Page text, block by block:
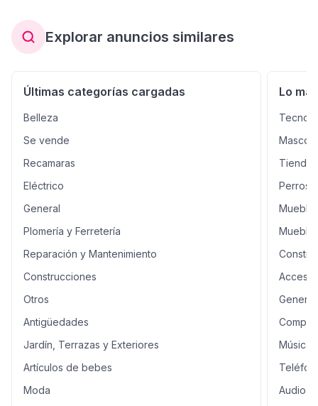
Explorar anuncios similares
Últimas categorías cargadas
Belleza
Se vende
Recamaras
Eléctrico
General
Plomería y Ferretería
Reparación y Mantenimiento
Construcciones
Otros
Antigüedades
Jardín, Terrazas y Exteriores
Artículos de bebes
Moda
Lo
Perros
General
Música,
Audio,